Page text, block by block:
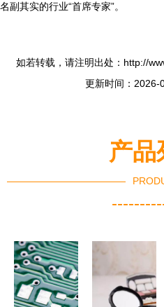
名副其实的行业“首席专家”。
如若转载，请注明出处：http://
更新时间：2026-
产品